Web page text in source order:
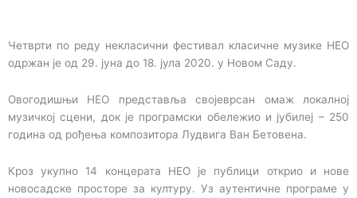
Четврти по реду некласични фестивал класичне музике НЕО
одржан је од 29. јуна до 18. јула 2020. у Новом Саду.
Овогодишњи НЕО представља својеврсан омаж локалној
музичкој сцени, док je програмски обележиo и јубилеј – 250
година од рођења композитора Лудвига Ван Бетовена.
Кроз укупно 14 концерата НЕО je публици откриo и нове
новосадске просторе за културу. Уз аутентичне програме у